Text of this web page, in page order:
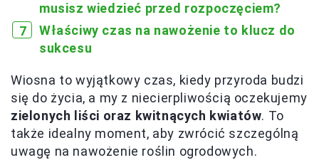
musisz wiedzieć przed rozpoczęciem?
Właściwy czas na nawożenie to klucz do
sukcesu
Wiosna to wyjątkowy czas, kiedy przyroda budzi
się do życia, a my z niecierpliwością oczekujemy
zielonych liści oraz kwitnących kwiatów. To
także idealny moment, aby zwrócić szczególną
uwagę na nawożenie roślin ogrodowych.